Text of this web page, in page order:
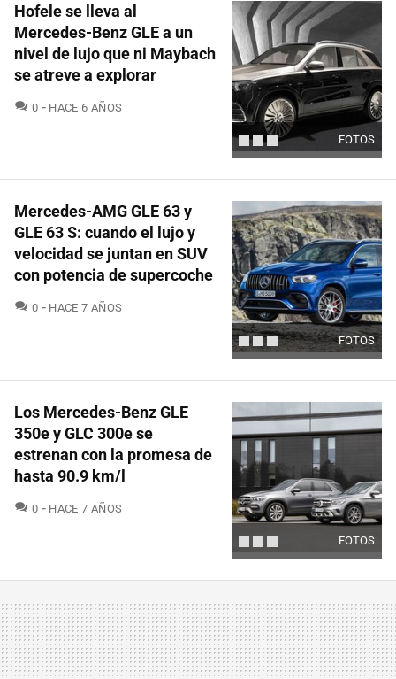
FOTOS
Hofele se lleva al
Mercedes-Benz GLE a un
nivel de lujo que ni Maybach
se atreve a explorar
0 COMENTARIOS
HACE 6 AÑOS
FOTOS
Mercedes-AMG GLE 63 y
GLE 63 S: cuando el lujo y
velocidad se juntan en SUV
con potencia de supercoche
0 COMENTARIOS
HACE 7 AÑOS
FOTOS
Los Mercedes-Benz GLE
350e y GLC 300e se
estrenan con la promesa de
hasta 90.9 km/l
0 COMENTARIOS
HACE 7 AÑOS